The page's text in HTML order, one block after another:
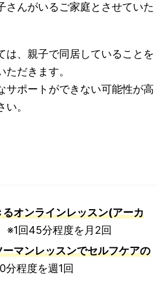
さんがいるご家庭とさせていた
は、親子で同居していることを
だきます。
サポートができない可能性が高
。
オンラインレッスン(アーカ
※1回45分程度を月2回
マンレッスンでセルフケアの
程度を週1回